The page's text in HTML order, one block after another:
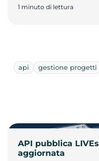
1 minuto di lettura
api gestione progetti
API pubblica
aggiornata